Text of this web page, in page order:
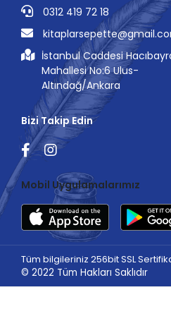
Altın Karma Yayınları
Altın Kitaplar
Altın Kitaplar - Bayilik
Altın Kitaplar - Boyama
Kitapları
Altın Kitaplar - Çocuk
Altın Kitaplar - Özel
Altın Kitaplar - Sözlükler
Altınordu Yayınları
Anatolian Puzzle
Angora Kitapları
Anı Yayıncılık
Ankara Yayınevi
Anonim Yayıncılık
0312 419 72 18
İstanbul Caddesi
Mahallesi No:6 Ulus-
Altındağ/Ankara
Bizi Takip Edin
Mobil Uygulamalarımız
Tüm bilgileriniz 256bit SSL
© 2022 Tüm Hakları Saklıdır